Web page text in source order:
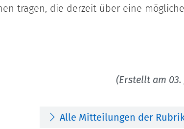
tragen, die derzeit über eine
(Erstellt am 03.
Alle Mitteilungen der